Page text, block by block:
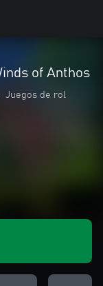
of Anthos
Juegos de rol